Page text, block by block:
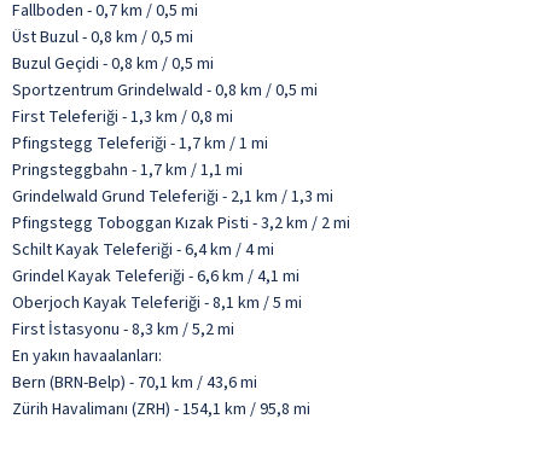
Fallboden - 0,7 km / 0,5 mi
Üst Buzul - 0,8 km / 0,5 mi
Buzul Geçidi - 0,8 km / 0,5 mi
Sportzentrum Grindelwald - 0,8 km / 0,5 mi
First Teleferiği - 1,3 km / 0,8 mi
Pfingstegg Teleferiği - 1,7 km / 1 mi
Pringsteggbahn - 1,7 km / 1,1 mi
Grindelwald Grund Teleferiği - 2,1 km / 1,3 mi
Pfingstegg Toboggan Kızak Pisti - 3,2 km / 2 mi
Schilt Kayak Teleferiği - 6,4 km / 4 mi
Grindel Kayak Teleferiği - 6,6 km / 4,1 mi
Oberjoch Kayak Teleferiği - 8,1 km / 5 mi
First İstasyonu - 8,3 km / 5,2 mi
En yakın havaalanları:
Bern (BRN-Belp) - 70,1 km / 43,6 mi
Zürih Havalimanı (ZRH) - 154,1 km / 95,8 mi